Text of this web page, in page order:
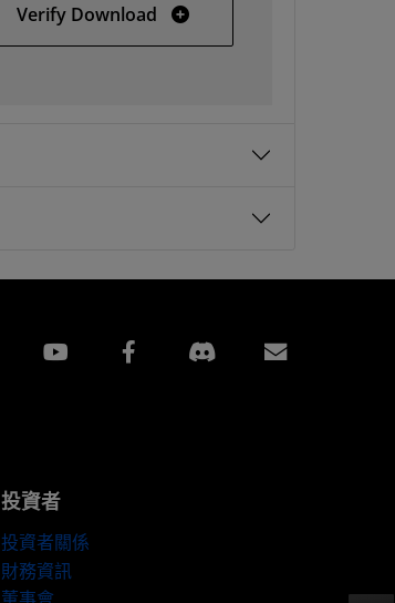
Verify Download Solaris
Instagram Facebook
投資者
投資者關係
財務資訊